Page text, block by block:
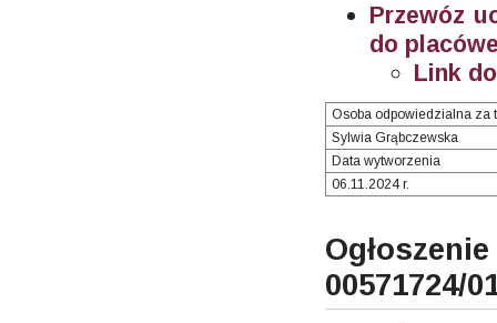
Przewóz
do
Link
Osoba odpowiedzialna za
Sylwia Grąbczewska
Data wytworzenia
06.11.2024 r.
00571724/